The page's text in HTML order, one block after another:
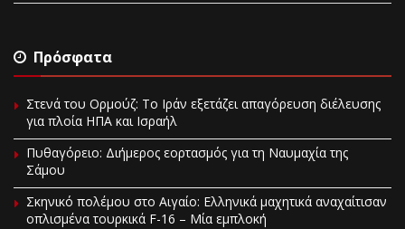
Πρόσφατα
Στενά του Ορμούζ: Το Ιράν εξετάζει απαγόρευση διέλευσης
για πλοία ΗΠΑ και Ισραήλ
Πυθαγόρειο: Διήμερος εορτασμός για τη Ναυμαχία της
Σάμου
Σκηνικό πολέμου στο Αιγαίο: Ελληνικά μαχητικά αναχαίτισαν
οπλισμένα τουρκικά F-16 – Μία εμπλοκή